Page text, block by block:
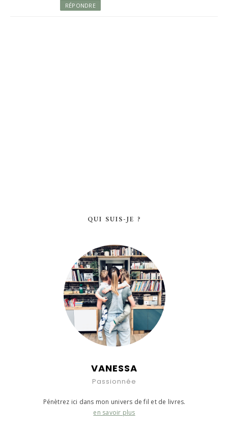
RÉPONDRE
QUI SUIS-JE ?
VANESSA
Passionnée
Pénètrez ici dans mon univers de fil et de livres.
en savoir plus